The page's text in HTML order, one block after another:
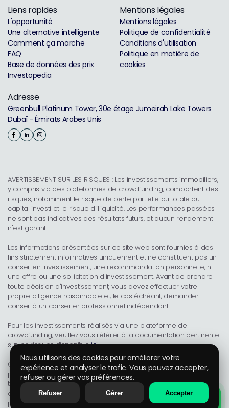
Liens rapides
L'opportunité
Une alternative intelligente
Comment ça marche
FAQ
Base de données des prix
Investopedia
Mentions légales
Mentions légales
Politique de confidentialité
Conditions d'utilisation
Politique en matière de
cookies
Adresse
Greenbull Platinum Tower, 30e étage Jumeirah Lake Towers
Dubaï - Émirats Arabes Unis
AVERTISSEMENT SUR LES RISQUES : Les investissements immobiliers,
y compris via des plateformes de crowdfunding, comportent des
risques, notamment le risque de perte partielle ou totale du
capital investi et le risque d'illiquidité. Les performances passées
ne sont pas indicatives des résultats futurs, et aucun rendement
n'est garanti.
Les informations présentées sur ce site web sont fournies à des
fins strictement informatives uniquement et ne constituent pas un
conseil en investissement, une recommandation personnelle, ni
une offre ou une sollicitation d'investissement. Avant de prendre
toute décision d'investissement, vous devez effectuer votre
propre diligence raisonnable et, le cas échéant, demander
conseil à un conseiller professionnel indépendant.
Pour les investissements réalisés via une plateforme de
crowdfunding, veuillez vous référer à la documentation pertinente
sur les risques disponibleici.
Ce site web est uniquement à des fins d'information. Tous les
projets présentés (y compris les projets passés) sont montrés à
titre illustratif uniquement. Pour créer un compte et accéder aux
opportunités d'investissement disponibles, vous devez visiter la
plateforme opérée par notre partenaire SmartCrowd.
Nous utilisons des cookies pour améliorer votre
expérience et analyser le trafic. Vous pouvez accepter,
refuser ou gérer vos préférences.
Refuser Gérer Accepter